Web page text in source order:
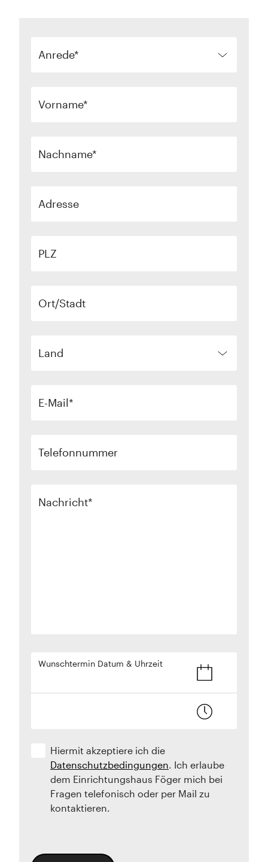
Anrede
Vorname
Nachname
Adresse
PLZ
Ort/Stadt
Land
E-Mail
Telefonnummer
Nachricht
Wunschtermin Datum & Uhrzeit
Hiermit akzeptiere ich die
Datenschutzbedingungen. Ich erlaube
dem Einrichtungshaus Föger mich bei
Fragen telefonisch oder per Mail zu
kontaktieren.